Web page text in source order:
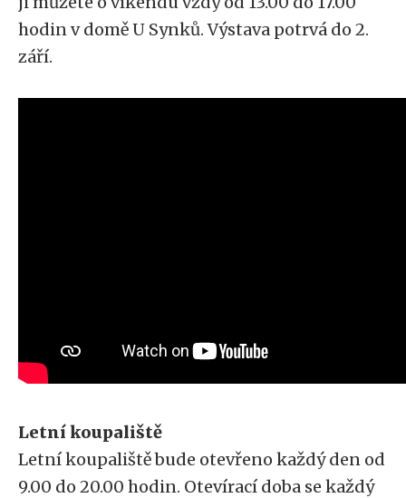
hodin v domě U Synků. Výstava potrvá do 2.
září.
Letní koupaliště
Letní koupaliště bude otevřeno každý den od
9.00 do 20.00 hodin. Otevírací doba se každý